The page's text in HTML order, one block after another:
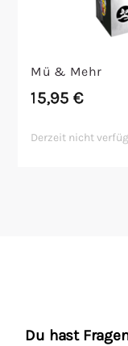
Mü & Mehr
15,95€
Derzeit nicht
Du hast